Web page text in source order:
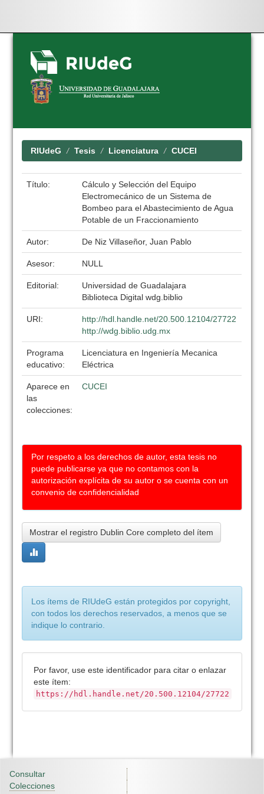
Skip
navigation
RIUdeG Tesis Licenciatura CUCEI
Título:
Cálculo y Selección del Equipo
Electromecánico de un Sistema de
Bombeo para el Abastecimiento de Agua
Potable de un Fraccionamiento
Autor: De Niz Villaseñor, Juan Pablo
Asesor: NULL
Editorial:
Universidad de Guadalajara
Biblioteca Digital wdg.biblio
URI:
http://hdl.handle.net/20.500.12104/27722
http://wdg.biblio.udg.mx
Programa
educativo:
Licenciatura en Ingeniería Mecanica
Eléctrica
Aparece en
las
colecciones:
CUCEI
Por respeto a los derechos de autor, esta tesis no
puede publicarse ya que no contamos con la
autorización explícita de su autor o se cuenta con un
convenio de confidencialidad
Mostrar el registro Dublin Core completo del ítem
Los ítems de RIUdeG están protegidos por copyright,
con todos los derechos reservados, a menos que se
indique lo contrario.
Por favor, use este identificador para citar o enlazar
este ítem:
https://hdl.handle.net/20.500.12104/27722
Consultar
Colecciones